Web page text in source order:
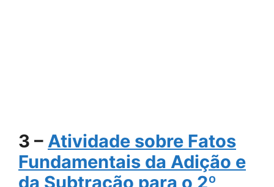
3 – Atividade sobre Fatos
Fundamentais da Adição e
da Subtração para o 2º